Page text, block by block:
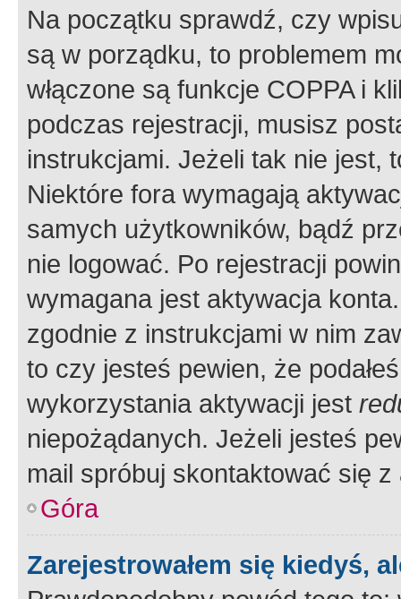
Na początku sprawdź, czy
są w porządku, to problemem
włączone są funkcje COPPA i
podczas rejestracji, musisz
instrukcjami. Jeżeli tak nie jest,
Niektóre fora wymagają
samych użytkowników, bądź
nie logować. Po rejestracji
wymagana jest aktywacja
zgodnie z instrukcjami w nim
to czy jesteś pewien, że
wykorzystania aktywacji jest
niepożądanych. Jeżeli jesteś
mail spróbuj skontaktować się
Góra
Zarejestrowałem się kiedyś,